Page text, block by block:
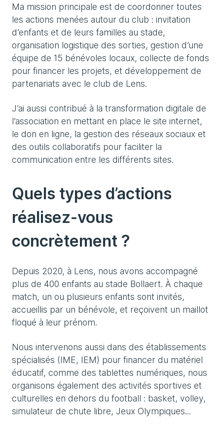
Ma mission principale est de coordonner toutes
les actions menées autour du club : invitation
d’enfants et de leurs familles au stade,
organisation logistique des sorties, gestion d’une
équipe de 15 bénévoles locaux, collecte de fonds
pour financer les projets, et développement de
partenariats avec le club de Lens.
J’ai aussi contribué à la transformation digitale de
l’association en mettant en place le site internet,
le don en ligne, la gestion des réseaux sociaux et
des outils collaboratifs pour faciliter la
communication entre les différents sites.
Quels types d’actions
réalisez-vous
concrètement ?
Depuis 2020, à Lens, nous avons accompagné
plus de 400 enfants au stade Bollaert. À chaque
match, un ou plusieurs enfants sont invités,
accueillis par un bénévole, et reçoivent un maillot
floqué à leur prénom.
Nous intervenons aussi dans des établissements
spécialisés (IME, IEM) pour financer du matériel
éducatif, comme des tablettes numériques, nous
organisons également des activités sportives et
culturelles en dehors du football : basket, volley,
simulateur de chute libre, Jeux Olympiques...